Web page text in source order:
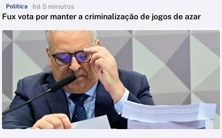
Política há 5 minutos
Fux vota por manter a criminalização de jogos de azar